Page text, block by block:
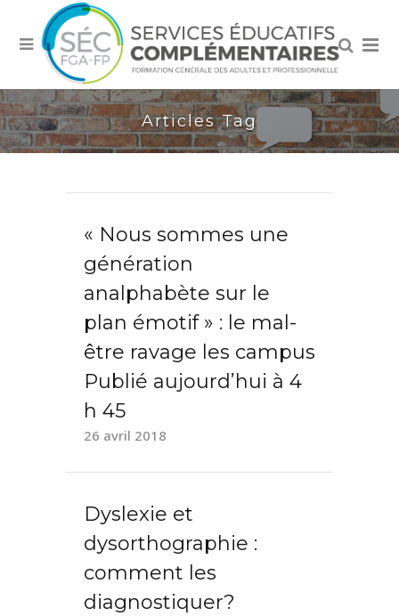
Articles Tag
« Nous sommes une
génération
analphabète sur le
plan émotif » : le mal-
être ravage les campus
Publié aujourd’hui à 4
h 45
26 avril 2018
Dyslexie et
dysorthographie :
comment les
diagnostiquer?